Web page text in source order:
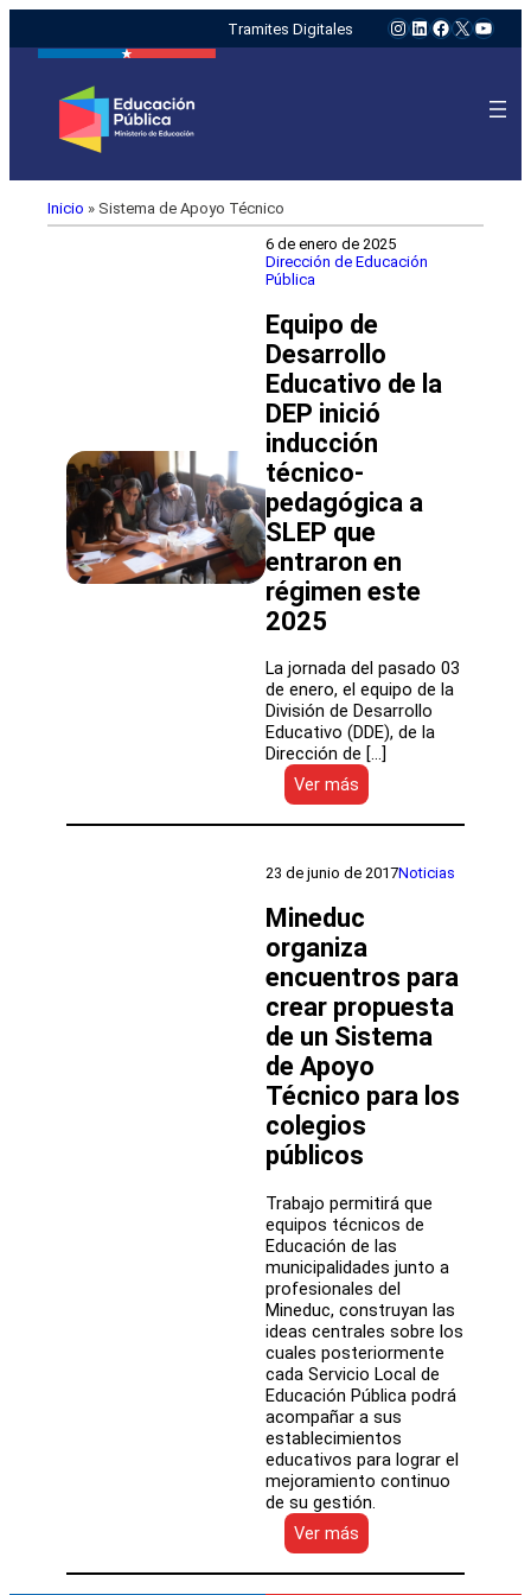
Tramites Digitales Instagram
LinkedIn
Facebook
X
Inicio » Sistema de Apoyo Técnico
6 de enero de 2025
Dirección de Educación
Pública
Equipo de
Desarrollo
Educativo de la
DEP inició
inducción
técnico-
pedagógica a
SLEP que
entraron en
régimen este
2025
La jornada del pasado 03
de enero, el equipo de la
División de Desarrollo
Educativo (DDE), de la
Dirección de […]
Ver más
Equipo
de
Educativo
la
DEP
inició
inducción
técnico-
pedagógica
a
SLEP
que
entraron
en
régimen
este
23 de junio de 2017Noticias
Mineduc
organiza
encuentros para
crear propuesta
de un Sistema
de Apoyo
Técnico para los
colegios
públicos
Trabajo permitirá que
equipos técnicos de
Educación de las
municipalidades junto a
profesionales del
Mineduc, construyan las
ideas centrales sobre los
cuales posteriormente
cada Servicio Local de
Educación Pública podrá
acompañar a sus
establecimientos
educativos para lograr el
mejoramiento continuo
de su gestión.
Ver más
Mineduc
organiza